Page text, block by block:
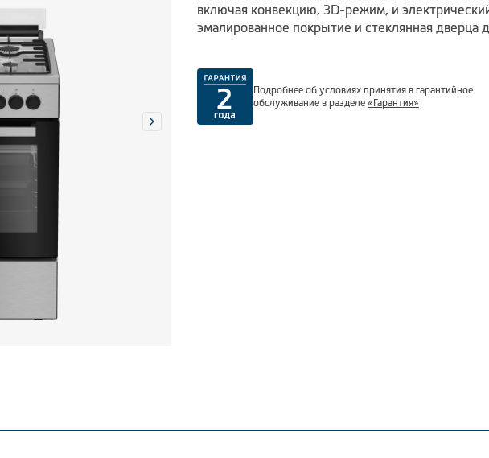
включая конвекцию, 3D-режим, и
эмалированное покрытие и стеклянная дверца
Подробнее об условиях принятия в гарантийное
обслуживание в разделе «Гарантия»